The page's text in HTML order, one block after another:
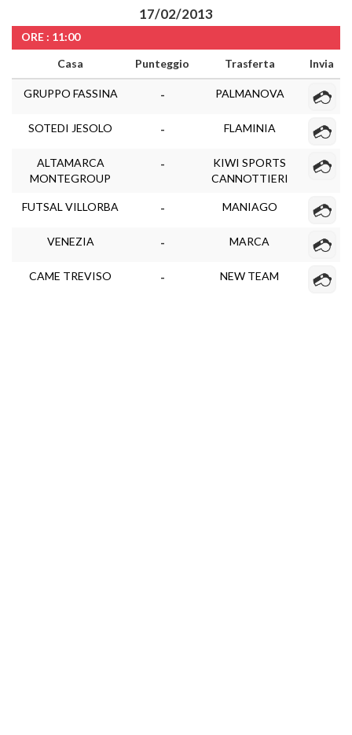
17/02/2013
ORE : 11:00
Casa
Punteggio Trasferta Invia
GRUPPO FASSINA - PALMANOVA
SOTEDI JESOLO - FLAMINIA
ALTAMARCA
MONTEGROUP
-
KIWI SPORTS
CANNOTTIERI
FUTSAL VILLORBA - MANIAGO
VENEZIA - MARCA
CAME TREVISO - NEW TEAM